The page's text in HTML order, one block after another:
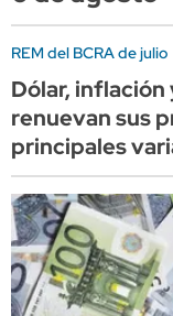
REM del BCRA de julio
Dólar, inflación
renuevan sus
principales